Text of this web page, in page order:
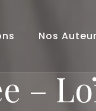
Nos
–